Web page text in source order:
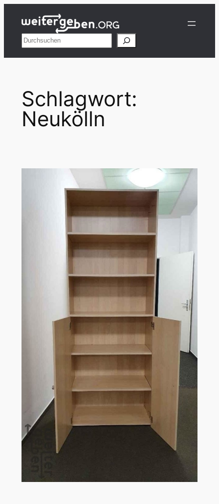
Inhalt
springenSuchen
Schlagwort:
Neukölln